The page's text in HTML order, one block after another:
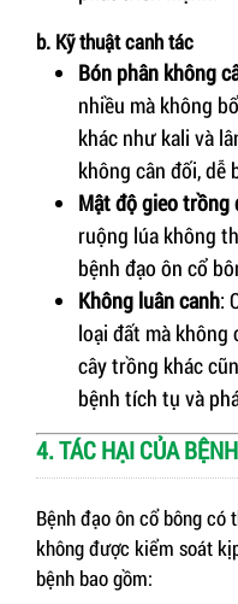
b. Kỹ thuật canh tác
Bón phân không
nhiều mà không
khác như kali và
không cân đối, dễ
Mật độ gieo trồng
ruộng lúa không
bệnh đạo ôn cổ
Không luân canh:
loại đất mà không
cây trồng khác
bệnh tích tụ và
4. TÁC HẠI CỦA
Bệnh đạo ôn cổ bông có
không được kiểm soát
bệnh bao gồm: